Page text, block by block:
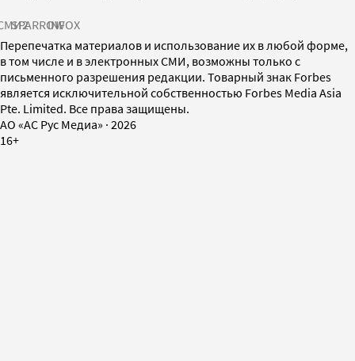
SPARROWINFOX
Перепечатка материалов и использование их в любой форме,
в том числе и в электронных СМИ, возможны только с
письменного разрешения редакции. Товарный знак Forbes
является исключительной собственностью Forbes Media Asia
Pte. Limited. Все права защищены.
AO «АС Рус Медиа» · 2026
16+